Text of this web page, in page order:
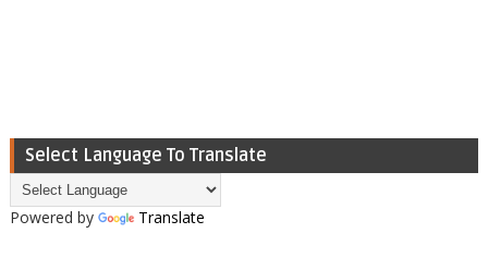
Select Language To Translate
Powered by Translate